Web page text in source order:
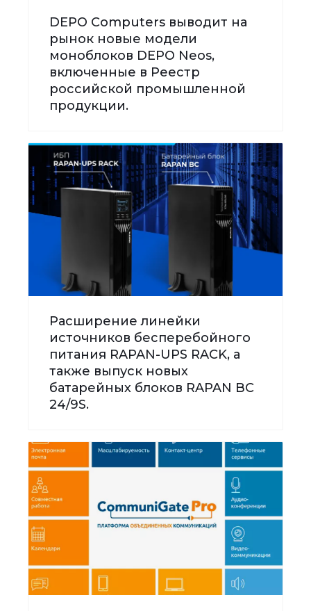
DEPO Computers выводит на
рынок новые модели
моноблоков DEPO Neos,
включенные в Реестр
российской промышленной
продукции.
Расширение линейки
источников бесперебойного
питания RAPAN-UPS RACK, а
также выпуск новых
батарейных блоков RAPAN BC
24/9S.